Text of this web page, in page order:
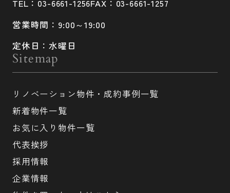
TEL：03-6661-1256FAX：03-6661-1257
営業時間：9:00～19:00
定休日：水曜日
Sitemap
リノベーション物件・成約事例一覧
新着物件一覧
お気に入り物件一覧
代表挨拶
採用情報
企業情報